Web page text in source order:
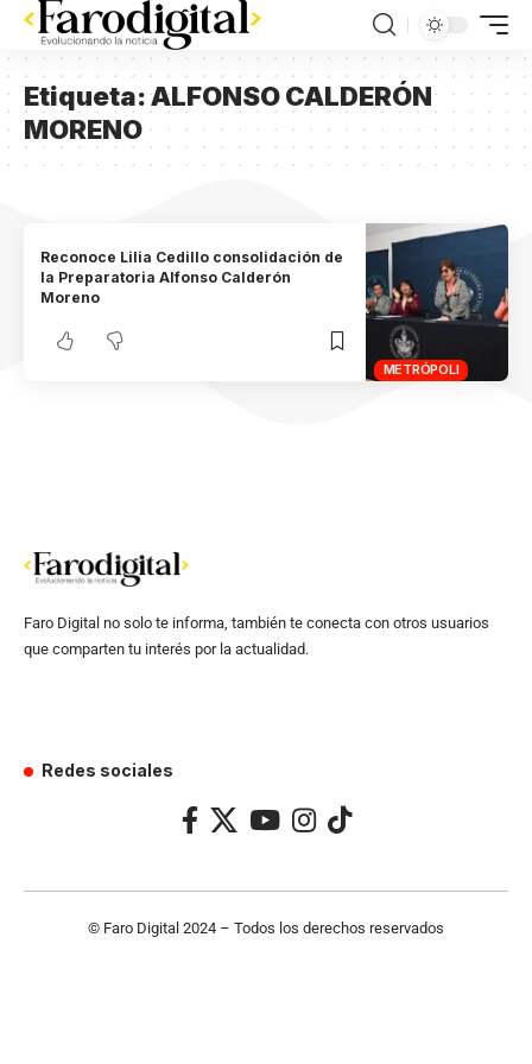
Etiqueta:ALFONSO CALDERÓN
MORENO
METRÓPOLI
Reconoce Lilia Cedillo consolidación de
la Preparatoria Alfonso Calderón
Moreno
Faro Digital no solo te informa, también te conecta con otros usuarios
que comparten tu interés por la actualidad.
Redes sociales
© Faro Digital 2024 – Todos los derechos reservados